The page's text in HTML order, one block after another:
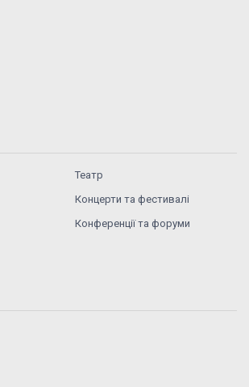
Театр
Концерти та фестивалі
Конференції та форуми